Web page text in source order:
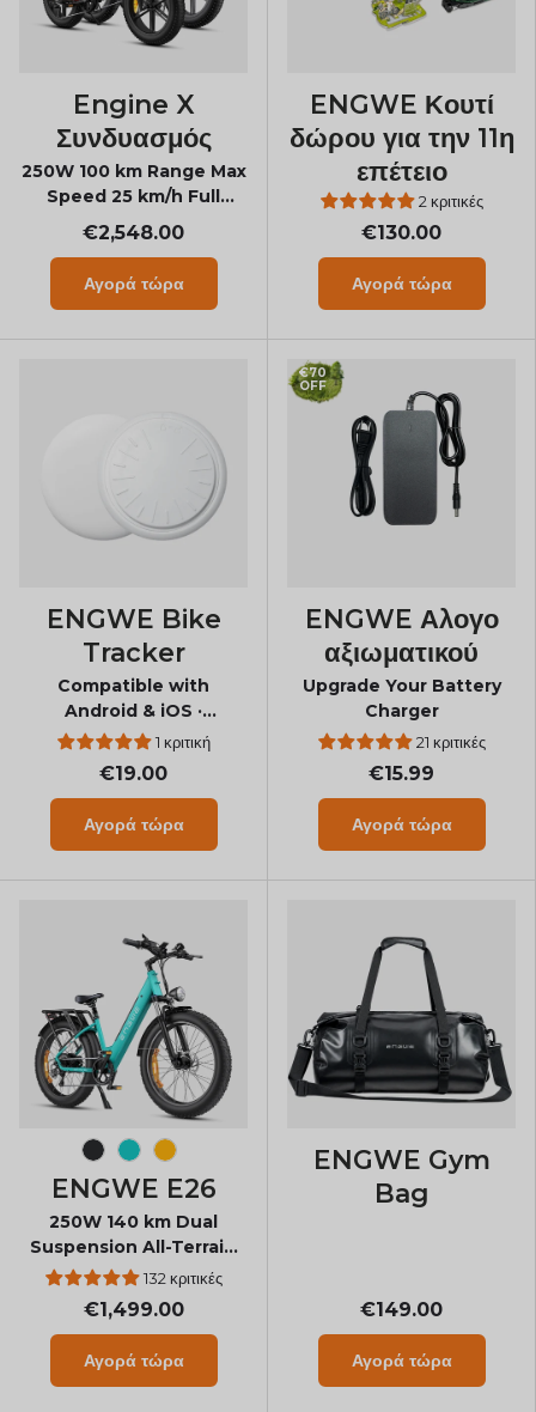
Engine X
Συνδυασμός
250W 100 km Range Max
Speed 25 km/h Full
Suspension Foldable E-
bike
€2,548.00
Αγορά τώρα
ENGWE Κουτί
δώρου για την 11η
επέτειο
2 κριτικές
€130.00
Αγορά τώρα
ENGWE Bike
Tracker
Compatible with
Android & iOS ·
Replaceable Battery
1 κριτική
€19.00
Αγορά τώρα
€70
OFF
ENGWE Αλογο
αξιωματικού
Upgrade Your Battery
Charger
21 κριτικές
€15.99
Αγορά τώρα
Galaxy Grey
Gem Blue
Bumblebee Yellow
ENGWE E26
250W 140 km Dual
Suspension All-Terrain
E-bike132 κριτικές
€1,499.00
Αγορά τώρα
ENGWE Gym
Bag
€149.00
Αγορά τώρα